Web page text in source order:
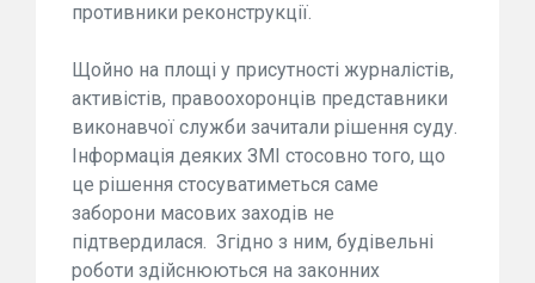
противники реконструкції.
Щойно на площі у присутності журналістів,
активістів, правоохоронців представники
виконавчої служби зачитали рішення суду.
Інформація деяких ЗМІ стосовно того, що
це рішення стосуватиметься саме
заборони масових заходів не
підтвердилася. Згідно з ним, будівельні
роботи здійснюються на законних